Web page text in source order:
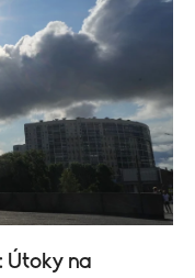
Útoky na